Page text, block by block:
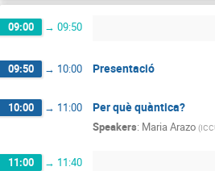
09:00 → 09:50
09:50 → 10:00 Presentació
10:00 → 11:00 Per què quàntica?
Speakers: Maria Arazo (
11:00 → 11:40